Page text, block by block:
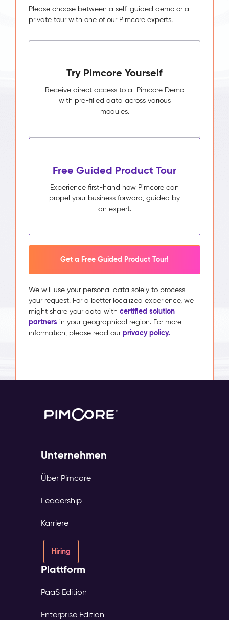
Please choose between a self-guided demo or a
private tour with one of our Pimcore experts.
Try Pimcore Yourself
Receive direct access to a Pimcore Demo
with pre-filled data across various
modules.
Free Guided Product Tour
Experience first-hand how Pimcore can
propel your business forward, guided by
an expert.
Get a Free Guided Product Tour!
We will use your personal data solely to process
your request. For a better localized experience, we
might share your data with certified solution
partners in your geographical region. For more
information, please read our privacy policy.
Unternehmen
Über Pimcore
Leadership
Karriere
Hiring
Plattform
PaaS Edition
Enterprise Edition